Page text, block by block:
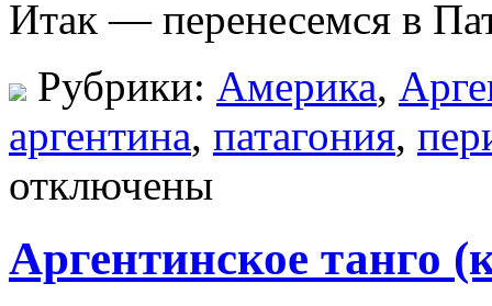
Итак — перенесемся в
Рубрики: Америка,
аргентина, патагония,
отключены
Аргентинское танго